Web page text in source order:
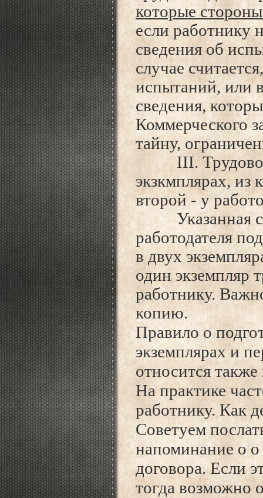
которые
если работнику
сведения об
случае
испытаний, или
сведения,
Коммерческого
тайну,
III. Трудовой
экзкмплярах, из
второй - у
Указанная
работодателя
в двух
один экземпляр
работнику.
копию.
Правило о
экземплярах и
относится
На практике
работнику. Как
Советуем
напоминание о о
договора. Если
тогда возможно